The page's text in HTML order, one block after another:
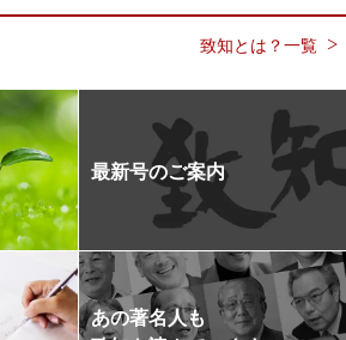
致知とは？一覧
最新号のご案内
あの著名人も